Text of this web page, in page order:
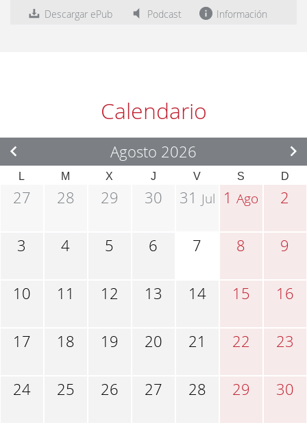
Descargar ePub Podcast Información
Calendario
Agosto 2026
L M X J V S D
27 28 29 30 31 Jul 1Ago 2
3 4 5 6 7 8 9
10 11 12 13 14 15 16
17 18 19 20 21 22 23
24 25 26 27 28 29 30